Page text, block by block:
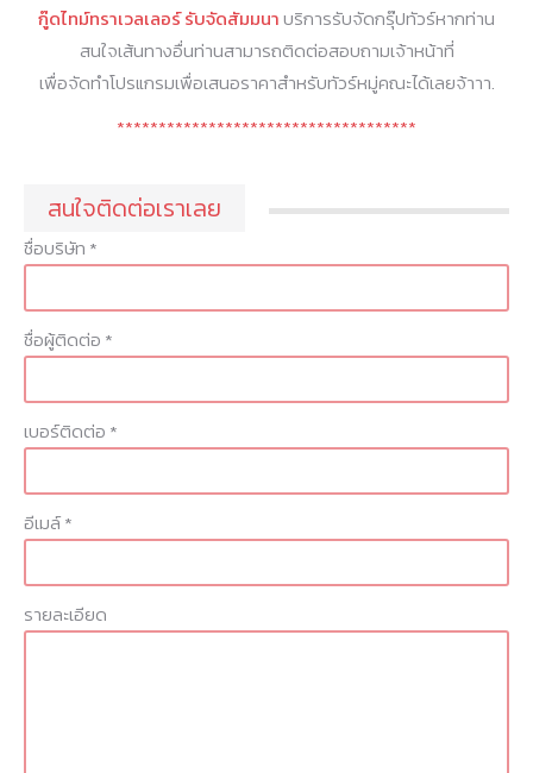
กู๊ดไทม์ทราเวลเลอร์ รับจัดสัมมนาบริการรับจัดกรุ๊ปทัวร์หากท่าน
สนใจเส้นทางอื่นท่านสามารถติดต่อสอบถามเจ้าหน้าที่
เพื่อจัดทำโปรแกรมเพื่อเสนอราคาสำหรับทัวร์หมู่คณะได้เลยจ้าาา.
************************************
สนใจติดต่อเราเลย
ชื่อบริษัท *
ชื่อผู้ติดต่อ *
เบอร์ติดต่อ *
อีเมล์ *
รายละเอียด